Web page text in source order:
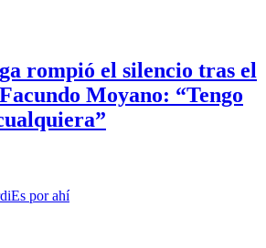
rompió el silencio tras el
Moyano: “Tengo
Es por ahí